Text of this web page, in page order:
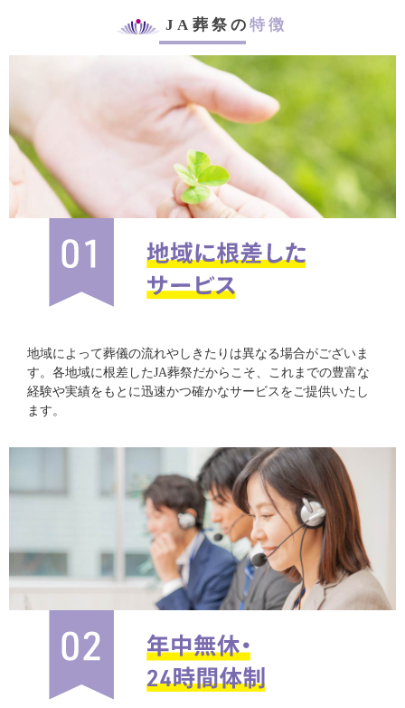
JA葬祭の特徴
地域によって葬儀の流れやしきたりは異なる場合がございま
す。各地域に根差したJA葬祭だからこそ、これまでの豊富な
経験や実績をもとに迅速かつ確かなサービスをご提供いたし
ます。